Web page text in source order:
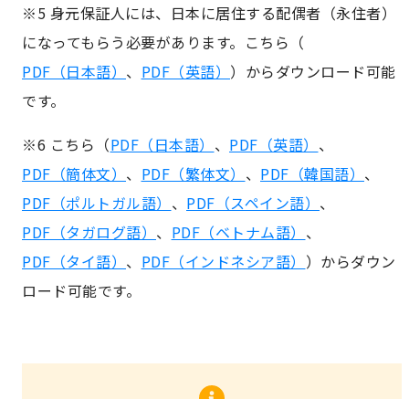
※5 身元保証人には、日本に居住する配偶者（永住者）
になってもらう必要があります。こちら（
PDF（日本語） 、 PDF（英語） ）からダウンロード可能
です。
※6 こちら（PDF（日本語） 、 PDF（英語） 、
PDF（簡体文） 、 PDF（繁体文） 、 PDF（韓国語） 、
PDF（ポルトガル語） 、 PDF（スペイン語） 、
PDF（タガログ語） 、 PDF（ベトナム語） 、
PDF（タイ語） 、 PDF（インドネシア語） ）からダウン
ロード可能です。